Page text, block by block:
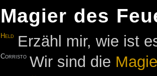
Magier des
Held Erzähl mir, wie ist
Corristo Wir sind die